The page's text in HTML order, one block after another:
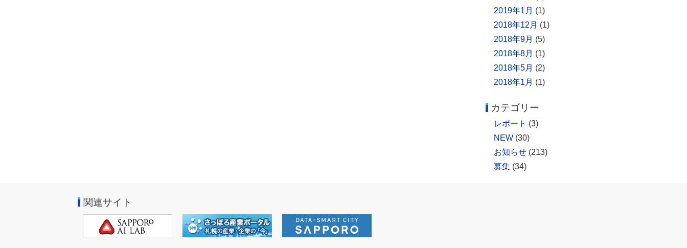
2019年1月 (1)
2018年12月 (1)
2018年9月 (5)
2018年8月 (1)
2018年5月 (2)
2018年1月 (1)
カテゴリー
レポート (3)
NEW(30)
お知らせ(213)
募集(34)
関連サイト